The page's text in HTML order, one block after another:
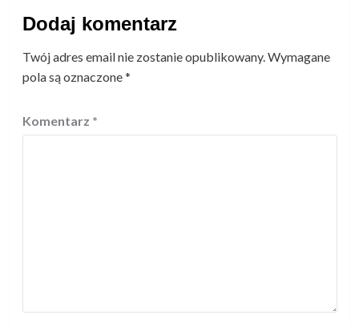
Dodaj komentarz
Twój adres email nie zostanie opublikowany.Wymagane
pola są oznaczone*
Komentarz *